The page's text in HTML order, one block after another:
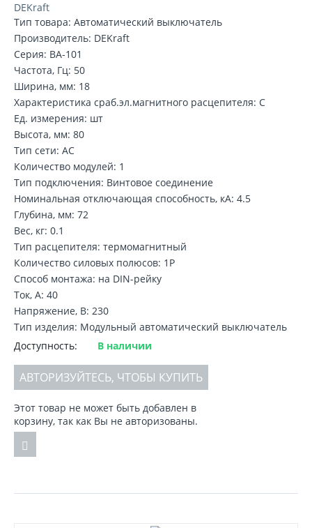
DEKraft
Тип товара: Автоматический выключатель
Производитель: DEKraft
Серия: ВА-101
Частота, Гц: 50
Ширина, мм: 18
Характеристика сраб.эл.магнитного расцепителя: C
Ед. измерения: шт
Высота, мм: 80
Тип сети: AC
Количество модулей: 1
Тип подключения: Винтовое соединение
Номинальная отключающая способность, кA: 4.5
Глубина, мм: 72
Вес, кг: 0.1
Тип расцепителя: термомагнитный
Количество силовых полюсов: 1P
Способ монтажа: на DIN-рейку
Ток, А: 40
Напряжение, В: 230
Тип изделия: Модульный автоматический выключатель
Доступность:
В наличии
АВТОРИЗУЙТЕСЬ, ЧТОБЫ КУПИТЬ
Этот товар не может быть добавлен в
корзину, так как Вы не авторизованы.